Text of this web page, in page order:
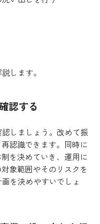
します。
認する
しましょう。改めて振
認識できます。同時に
を決めていき、運用に
象範囲やそのリスクを
を決めやすいでしょ